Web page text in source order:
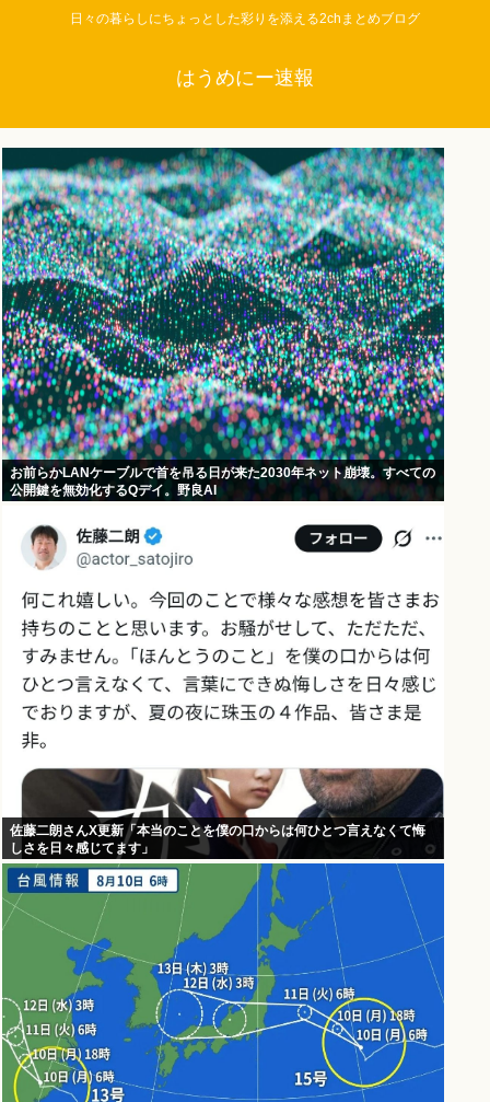
日々の暮らしにちょっとした彩りを添える2chまとめブログ
はうめにー速報
お前らかLANケーブルで首を吊る日が来た2030年ネット崩壊。すべての
公開鍵を無効化するQデイ。野良AI
佐藤二朗さんX更新「本当のことを僕の口からは何ひとつ言えなくて悔
しさを日々感じてます」